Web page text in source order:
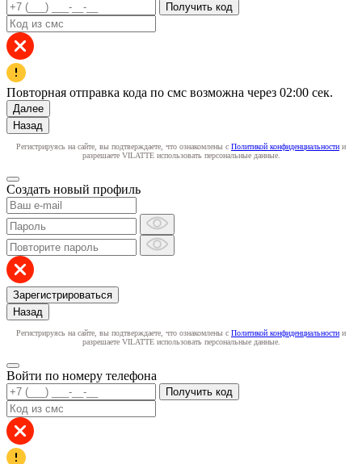
Получить код
Повторная отправка кода по смс возможна через 02:00 сек.
Далее
Назад
Регистрируясь на сайте, вы подтверждаете, что ознакомлены с Политикой конфиденциальности и
разрешаете VILATTE использовать персональные данные.
Создать новый профиль
Зарегистрироваться
Назад
Регистрируясь на сайте, вы подтверждаете, что ознакомлены с Политикой конфиденциальности и
разрешаете VILATTE использовать персональные данные.
Войти по номеру телефона
Получить код